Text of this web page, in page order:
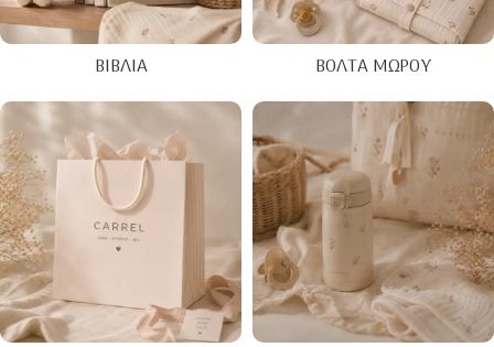
ΒΙΒΛΊΑ ΒΌΛΤΑ ΜΩΡΟΎ